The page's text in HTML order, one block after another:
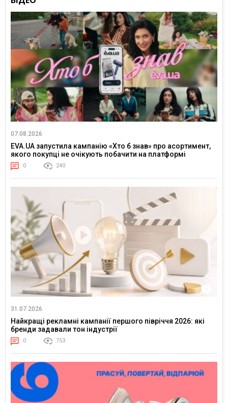
07.08.2026
EVA.UA запустила кампанію «Хто б знав» про асортимент,
якого покупці не очікують побачити на платформі
0 240
31.07.2026
Найкращі рекламні кампанії першого півріччя 2026: які
бренди задавали тон індустрії
0 753